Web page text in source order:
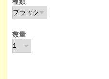
種類
数量